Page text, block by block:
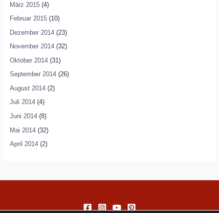
März 2015(4)
Februar 2015(10)
Dezember 2014(23)
November 2014(32)
Oktober 2014(31)
September 2014(26)
August 2014(2)
Juli 2014(4)
Juni 2014(8)
Mai 2014(32)
April 2014(2)